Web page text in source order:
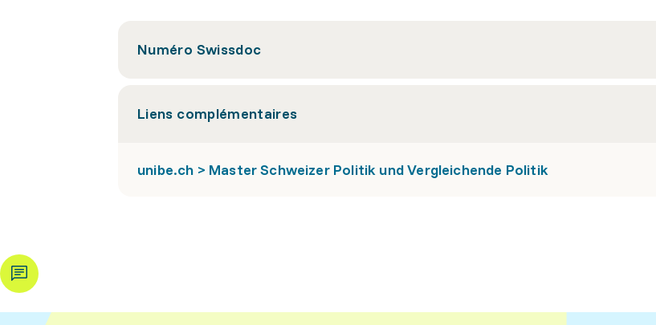
Numéro Swissdoc
Liens complémentaires
unibe.ch > Master Schweizer Politik und Vergleichende Politik